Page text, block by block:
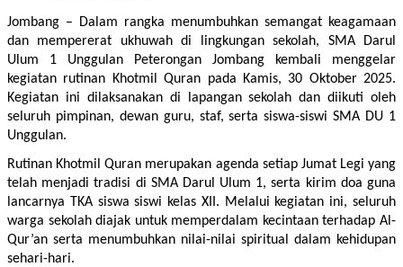
Jombang – Dalam rangka menumbuhkan semangat keagamaan
dan mempererat ukhuwah di lingkungan sekolah, SMA Darul
Ulum 1 Unggulan Peterongan Jombang kembali menggelar
kegiatan rutinan Khotmil Quran pada Kamis, 30 Oktober 2025.
Kegiatan ini dilaksanakan di lapangan sekolah dan diikuti oleh
seluruh pimpinan, dewan guru, staf, serta siswa-siswi SMA DU 1
Unggulan.
Rutinan Khotmil Quran merupakan agenda setiap Jumat Legi yang
telah menjadi tradisi di SMA Darul Ulum 1, serta kirim doa guna
lancarnya TKA siswa siswi kelas XII. Melalui kegiatan ini, seluruh
warga sekolah diajak untuk memperdalam kecintaan terhadap Al-
Qur’an serta menumbuhkan nilai-nilai spiritual dalam kehidupan
sehari-hari.